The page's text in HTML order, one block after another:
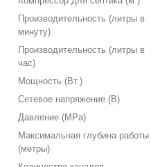
Производительность (литры в
минуту)
Производительность (литры в
час)
Мощность (Вт.)
Сетевое напряжение (В)
Давление (MPa)
Максимальная глубина работы
(метры)